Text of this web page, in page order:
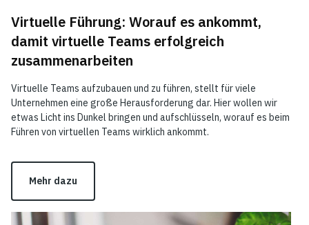
Virtuelle Führung: Worauf es ankommt,
damit virtuelle Teams erfolgreich
zusammenarbeiten
Virtuelle Teams aufzubauen und zu führen, stellt für viele
Unternehmen eine große Herausforderung dar. Hier wollen wir
etwas Licht ins Dunkel bringen und aufschlüsseln, worauf es beim
Führen von virtuellen Teams wirklich ankommt.
Mehr dazu